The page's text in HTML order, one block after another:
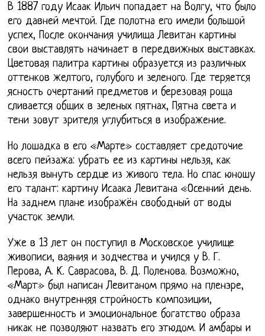
В 1887 году Исаак Ильич попадает на Волгу, что было
его давней мечтой. Где полотна его имели большой
успех, После окончания училища Левитан картины
свои выставлять начинает в передвижных выставках.
Цветовая палитра картины образуется из различных
оттенков желтого, голубого и зеленого. Где теряется
ясность очертаний предметов и березовая роща
сливается общих в зеленых пятнах, Пятна света и
тени зовут зрителя углубиться в изображение.
Но лошадка в его «Марте» составляет средоточие
всего пейзажа: убрать ее из картины нельзя, как
нельзя вынуть сердце из живого тела. Но спас юношу
его талант: картину Исаака Левитана «Осенний день.
На заднем плане изображён свободный от воды
участок земли.
Уже в 13 лет он поступил в Московское училище
живописи, ваяния и зодчества и учился у В. Г.
Перова, А. К. Саврасова, В. Д. Поленова. Возможно,
«Март» был написан Левитаном прямо на пленэре,
однако внутренняя стройность композиции,
завершенность и эмоциональное богатство образа
никак не позволяют назвать его этюдом. И амбары и